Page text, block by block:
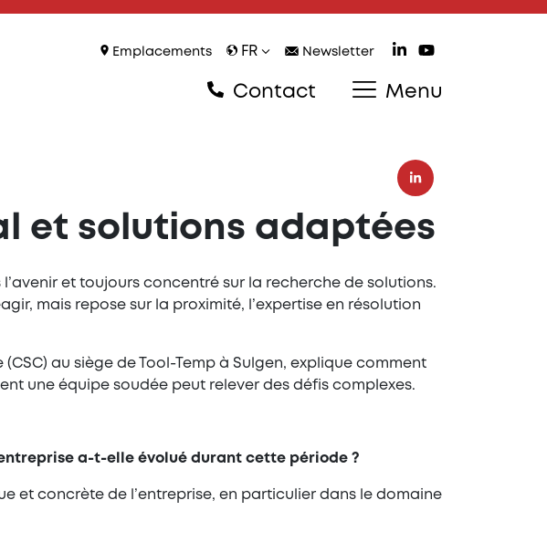
Emplacements FR Newsletter
Contact Menu
et solutions adaptées
et toujours concentré sur la recherche de solutions.
mais repose sur la proximité, l’expertise en résolution
au siège de Tool-Temp à Sulgen, explique comment
une équipe soudée peut relever des défis complexes.
a-t-elle évolué durant cette période ?
et concrète de l’entreprise, en particulier dans le domaine